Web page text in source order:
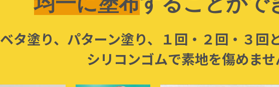
ベタ塗り、パターン塗り、
１回・２回・３回
シリコンゴムで素地を傷めませ